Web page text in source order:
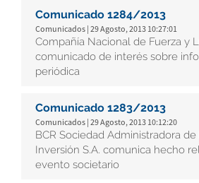
Comunicado 1284/2013
Comunicados | 29 Agosto, 2013 10:27:01
Compañía Nacional de Fuerza y
comunicado de interés sobre
periódica
Comunicado 1283/2013
Comunicados | 29 Agosto, 2013 10:12:20
BCR Sociedad Administradora
Inversión S.A. comunica hecho
evento societario